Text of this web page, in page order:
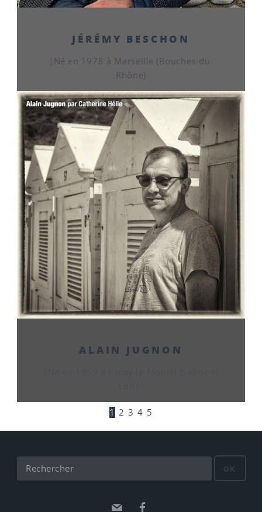
JÉRÉMY BESCHON
|Né en 1978 à Marseille (Bouches-du-
Rhône)
ALAIN JUGNON
1 2 3 4 5
OK